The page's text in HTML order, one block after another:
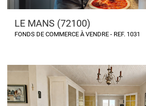
LE MANS (72100)
FONDS DE COMMERCE À VENDRE - REF. 1031